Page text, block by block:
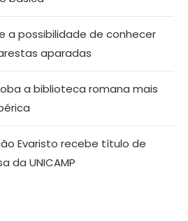
a possibilidade de conhecer
aparadas
a biblioteca romana mais
Evaristo recebe título de
da UNICAMP